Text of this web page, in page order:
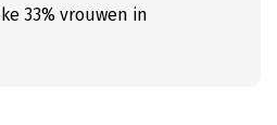
33% vrouwen in